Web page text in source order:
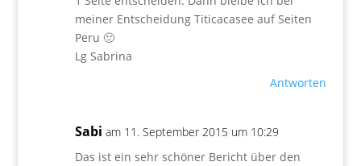
meiner Entscheidung Titicacasee auf Seiten
Peru 🙂
Lg Sabrina
Antworten
Sabi am 11. September 2015 um 10:29
Das ist ein sehr schöner Bericht über den